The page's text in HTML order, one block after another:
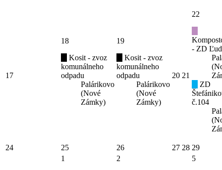
17
18
Kosit - zvoz
komunálneho
odpadu
Palárikovo
(Nové
Zámky)
19
Kosit - zvoz
komunálneho
odpadu
Palárikovo
(Nové
Zámky)
20 21
22
- ZD
ZD
č.104
24 25 26 27 28 29
1
2
5